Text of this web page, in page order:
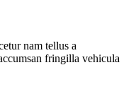
nam tellus a
fringilla vehicula